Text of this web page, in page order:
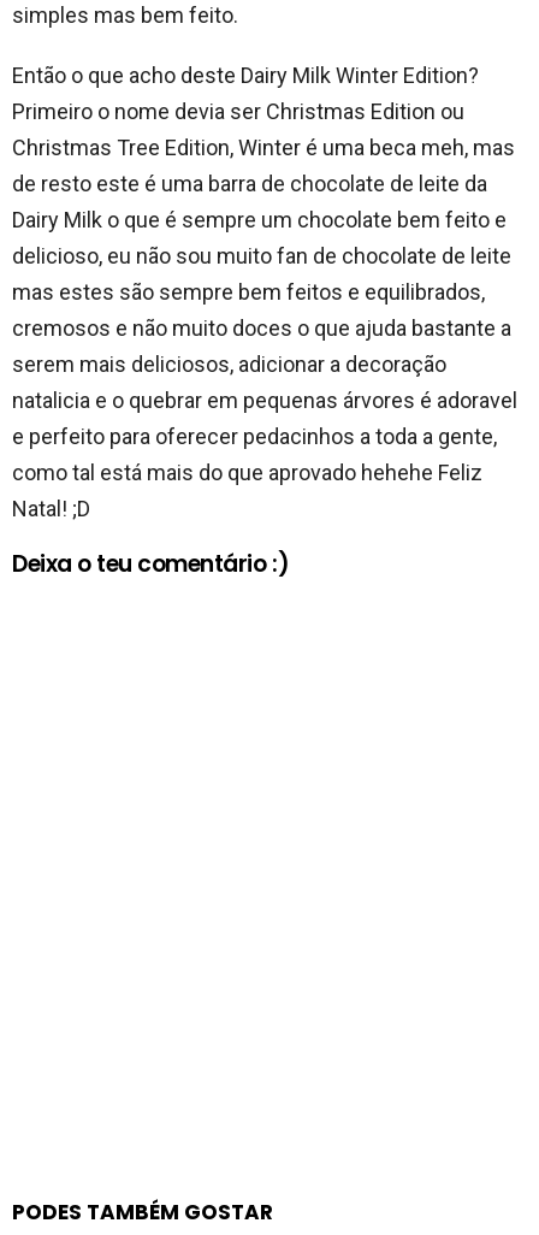
simples mas bem feito.
Então o que acho deste Dairy Milk Winter Edition?
Primeiro o nome devia ser Christmas Edition ou
Christmas Tree Edition, Winter é uma beca meh, mas
de resto este é uma barra de chocolate de leite da
Dairy Milk o que é sempre um chocolate bem feito e
delicioso, eu não sou muito fan de chocolate de leite
mas estes são sempre bem feitos e equilibrados,
cremosos e não muito doces o que ajuda bastante a
serem mais deliciosos, adicionar a decoração
natalicia e o quebrar em pequenas árvores é adoravel
e perfeito para oferecer pedacinhos a toda a gente,
como tal está mais do que aprovado hehehe Feliz
Natal! ;D
Deixa o teu comentário :)
PODES TAMBÉM GOSTAR